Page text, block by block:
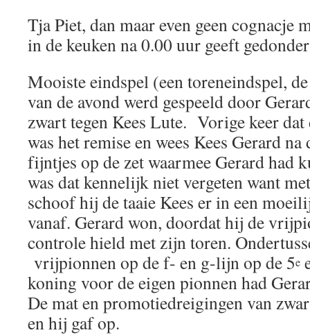
Tja Piet, dan maar even geen cognacje
in de keuken na 0.00 uur geeft
Mooiste eindspel (een toreneindspel,
van de avond werd gespeeld door
zwart tegen Kees Lute. Vorige keer
was het remise en wees Kees Gerard
fijntjes op de zet waarmee Gerard had
was dat kennelijk niet vergeten want
schoof hij de taaie Kees er in een
vanaf. Gerard won, doordat hij de
controle hield met zijn toren.
vrijpionnen op de f- en g-lijn op de 5e
koning voor de eigen pionnen had
De mat en promotiedreigingen van
en hij gaf op.